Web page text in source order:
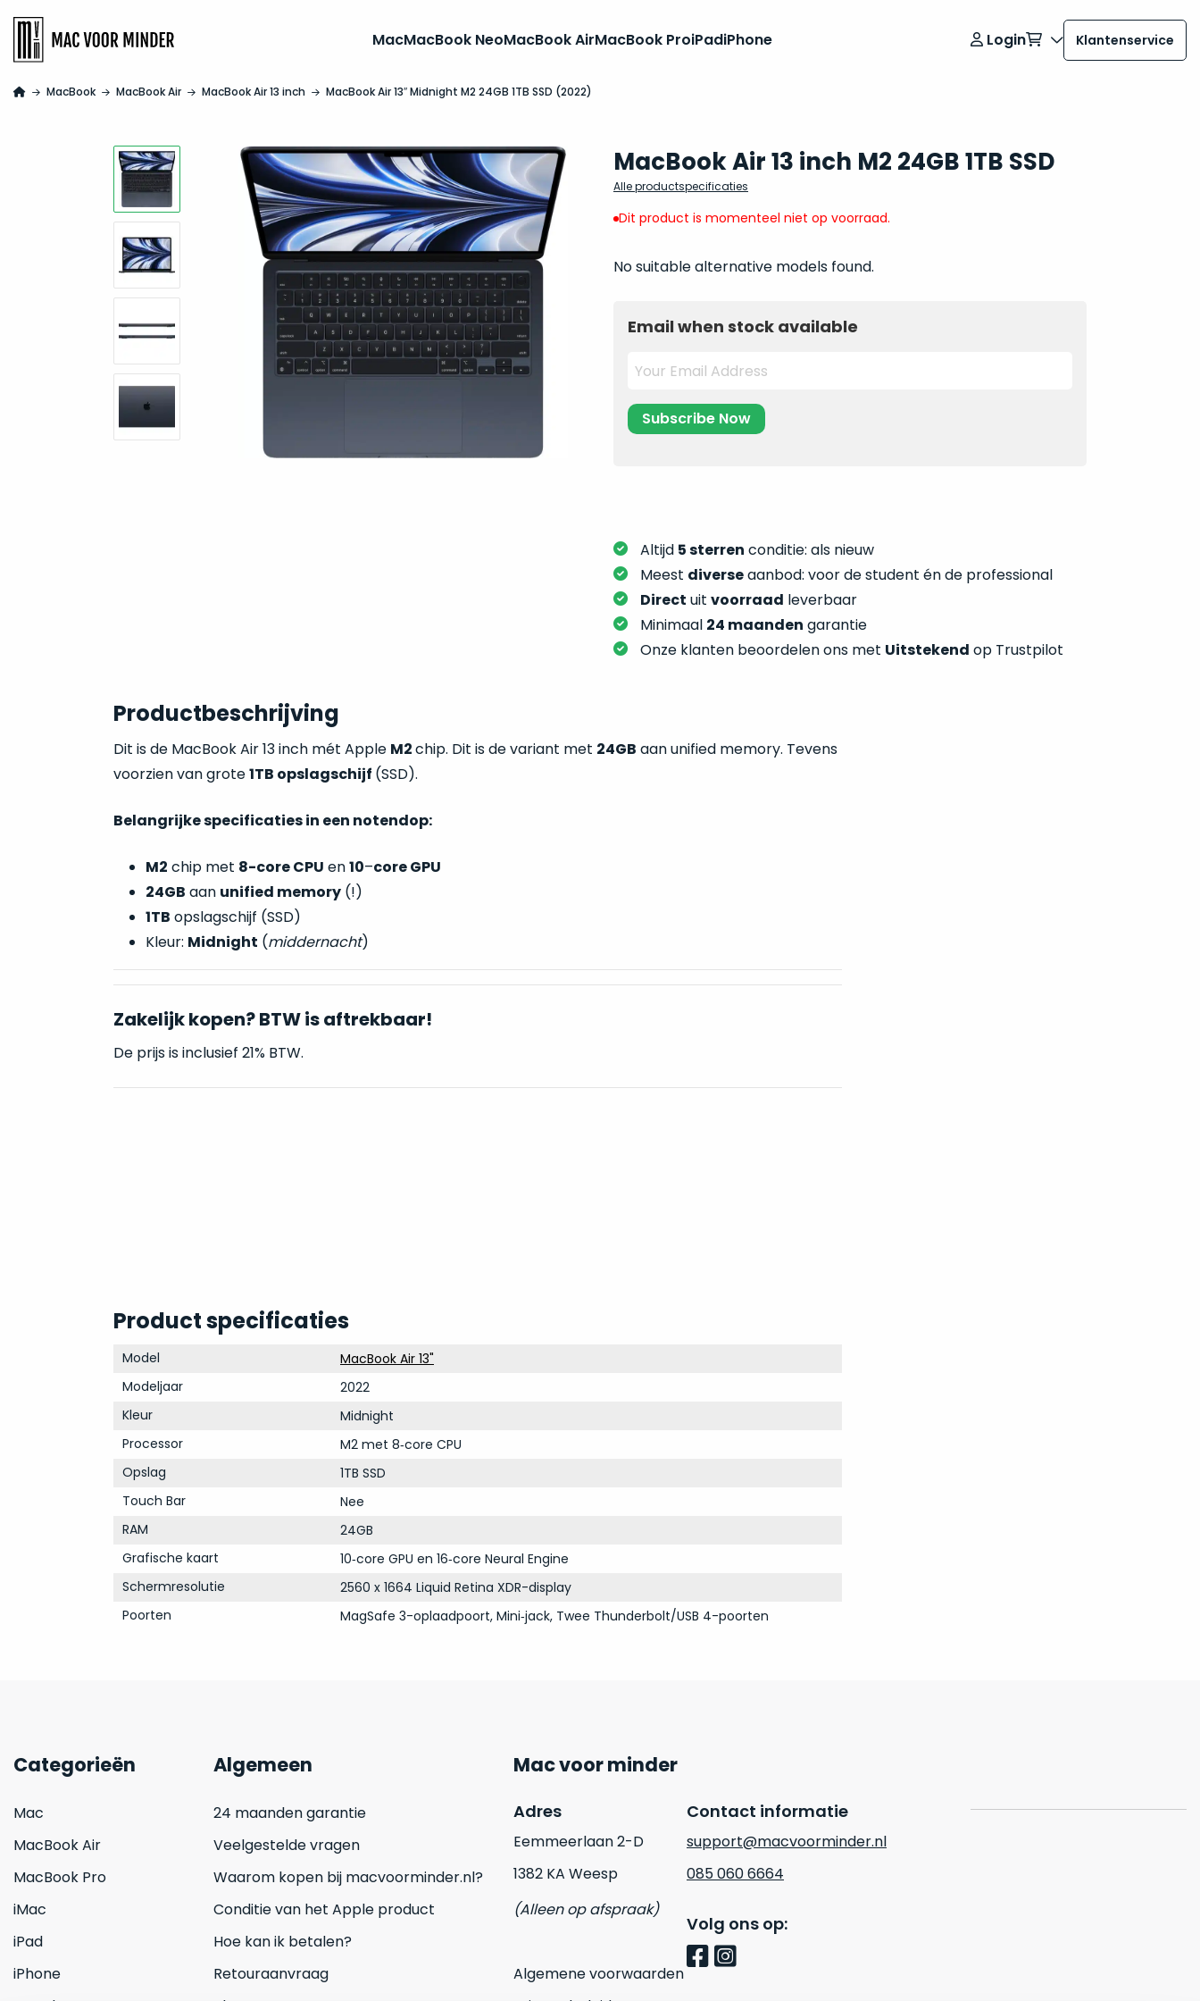
MacMacBook NeoMacBook AirMacBook ProiPadiPhone Login Klantenservice
MacBook MacBook Air MacBook Air 13 inch MacBook Air 13″ Midnight M2 24GB 1TB SSD (2022)
MacBook Air 13 inch M2 24GB 1TB SSD
Alle productspecificaties
Dit product is momenteel niet op voorraad.
No suitable alternative models found.
Email when stock available
Altijd 5 sterren conditie: als nieuw
Meest diverseaanbod: voor de student én de professional
Direct uit voorraad leverbaar
Minimaal 24 maanden garantie
Onze klanten beoordelen ons met Uitstekend op Trustpilot
Productbeschrijving
Dit is de MacBook Air 13 inch mét Apple M2chip. Dit is de variant met 24GB aan unified memory. Tevens
voorzien van grote1TB opslagschijf (SSD).
Belangrijke specificaties in een notendop:
M2 chip met 8-core CPU en10–core GPU
24GB aan unified memory(!)
1TB opslagschijf (SSD)
Kleur: Midnight (middernacht)
Zakelijk kopen? BTW is aftrekbaar!
De prijs is inclusief 21% BTW.
Product specificaties
Model
MacBook Air 13"
Modeljaar
2022
Kleur
Midnight
Processor
M2 met 8‑core CPU
Opslag
1TB SSD
Touch Bar
Nee
RAM
24GB
Grafische kaart
10‑core GPU en 16‑core Neural Engine
Schermresolutie
2560 x 1664 Liquid Retina XDR-display
Poorten
MagSafe 3-oplaadpoort, Mini‑jack, Twee Thunderbolt/USB 4-poorten
Categorieën
Mac
MacBook Air
MacBook Pro
iMac
iPad
iPhone
Algemeen
24 maanden garantie
Veelgestelde vragen
Waarom kopen bij macvoorminder.nl?
Conditie van het Apple product
Hoe kan ik betalen?
Retouraanvraag
Mac voor minder
Adres
Eemmeerlaan 2-D
1382 KA Weesp
(Alleen op afspraak)
Algemene voorwaarden
Contact informatie
support@macvoorminder.nl
085 060 6664
Volg ons op: